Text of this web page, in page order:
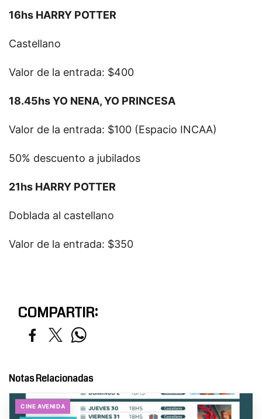
16hs HARRY POTTER
Castellano
Valor de la entrada: $400
18.45hs YO NENA, YO PRINCESA
Valor de la entrada: $100 (Espacio INCAA)
50% descuento a jubilados
21hs HARRY POTTER
Doblada al castellano
Valor de la entrada: $350
COMPARTIR:
Notas Relacionadas
CINE AVENIDA